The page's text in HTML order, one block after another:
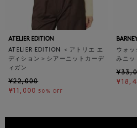
ATELIER EDITION
ATELIER EDITION ＜アトリエ エ
ディション＞シアーニットカーデ
ィガン
¥22,000
¥11,000
50% OFF
ウォッ
みニッ